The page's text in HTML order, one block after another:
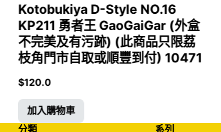
Kotobukiya D-Style NO.16
KP211 勇者王 GaoGaiGar (外盒
不完美及有污跡) (此商品只限荔
枝角門市自取或順豐到付) 10471
$120.0
加入購物車
分類
系列